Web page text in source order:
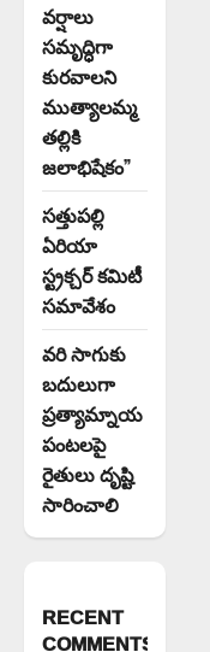
వర్షాలు
సమృద్ధిగా
కురవాలని
ముత్యాలమ్మ
తల్లికి
జలాభిషేకం”
సత్తుపల్లి
ఏరియా
స్ట్రక్చర్ కమిటీ
సమావేశం
వరి సాగుకు
బదులుగా
ప్రత్యామ్నాయ
పంటలపై
రైతులు దృష్టి
సారించాలి
RECENT
COMMENTS